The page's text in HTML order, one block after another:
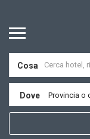
Cosa
Dove Provincia o